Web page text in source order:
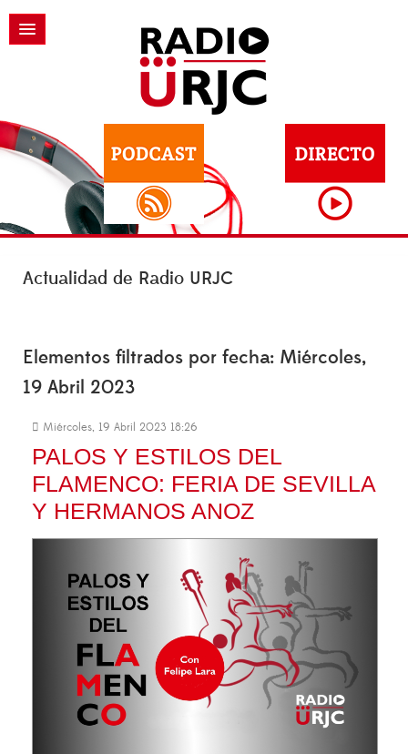
Actualidad de Radio URJC
Elementos filtrados por fecha: Miércoles,
19 Abril 2023
Miércoles, 19 Abril 2023 18:26
PALOS Y ESTILOS DEL
FLAMENCO: FERIA DE SEVILLA
Y HERMANOS ANOZ